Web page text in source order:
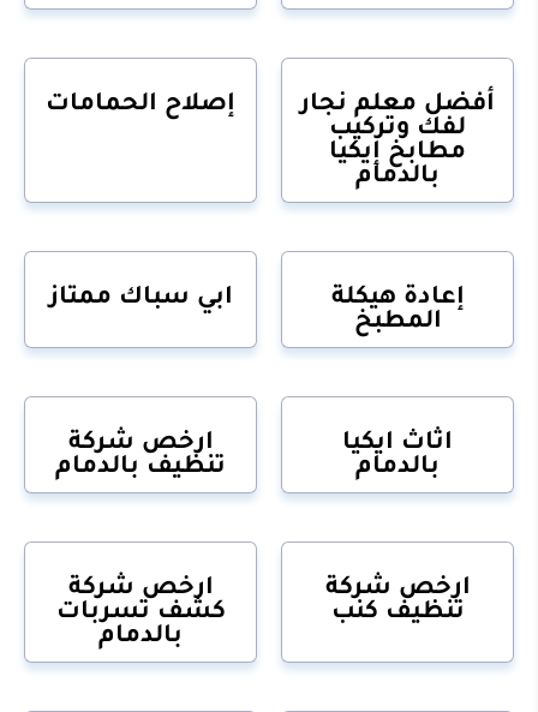
أفضل معلم نجار
لفك وتركيب
مطابخ إيكيا
بالدمام
إصلاح الحمامات
إعادة هيكلة
المطبخ
ابي سباك ممتاز
اثاث ايكيا
بالدمام
ارخص شركة
تنظيف بالدمام
ارخص شركة
تنظيف كنب
ارخص شركة
كشف تسربات
بالدمام